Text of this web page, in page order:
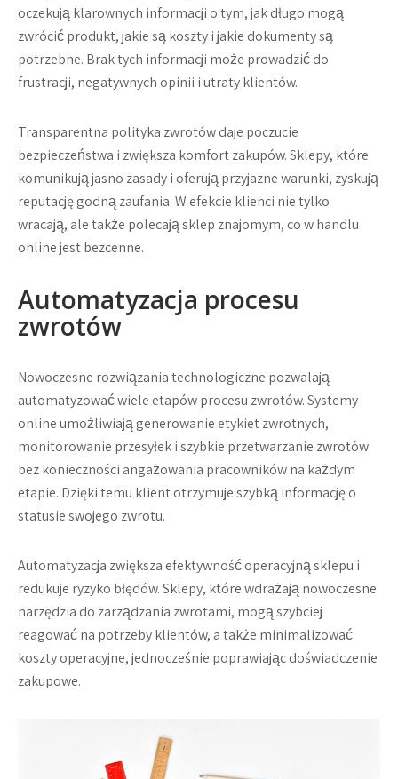
oczekują klarownych informacji o tym, jak długo mogą
zwrócić produkt, jakie są koszty i jakie dokumenty są
potrzebne. Brak tych informacji może prowadzić do
frustracji, negatywnych opinii i utraty klientów.
Transparentna polityka zwrotów daje poczucie
bezpieczeństwa i zwiększa komfort zakupów. Sklepy, które
komunikują jasno zasady i oferują przyjazne warunki, zyskują
reputację godną zaufania. W efekcie klienci nie tylko
wracają, ale także polecają sklep znajomym, co w handlu
online jest bezcenne.
Automatyzacja procesu
zwrotów
Nowoczesne rozwiązania technologiczne pozwalają
automatyzować wiele etapów procesu zwrotów. Systemy
online umożliwiają generowanie etykiet zwrotnych,
monitorowanie przesyłek i szybkie przetwarzanie zwrotów
bez konieczności angażowania pracowników na każdym
etapie. Dzięki temu klient otrzymuje szybką informację o
statusie swojego zwrotu.
Automatyzacja zwiększa efektywność operacyjną sklepu i
redukuje ryzyko błędów. Sklepy, które wdrażają nowoczesne
narzędzia do zarządzania zwrotami, mogą szybciej
reagować na potrzeby klientów, a także minimalizować
koszty operacyjne, jednocześnie poprawiając doświadczenie
zakupowe.